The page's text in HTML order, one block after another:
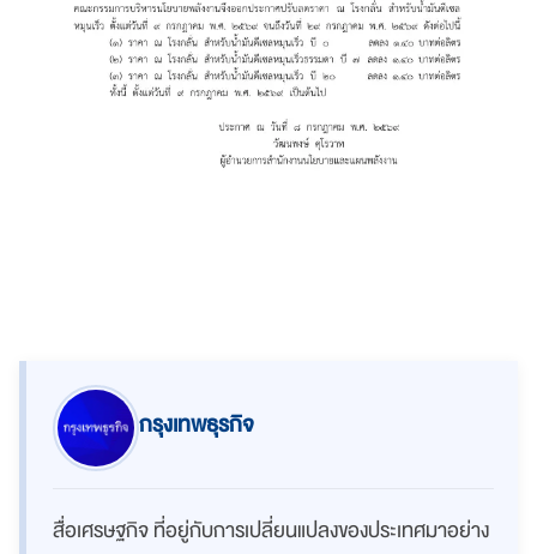
กรุงเทพธุรกิจ
สื่อเศรษฐกิจ ที่อยู่กับการเปลี่ยนแปลงของประเทศมาอย่าง